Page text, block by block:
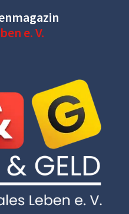
e. V.